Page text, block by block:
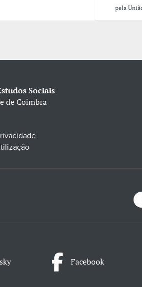
pela
Sociais
de Coimbra
Facebook